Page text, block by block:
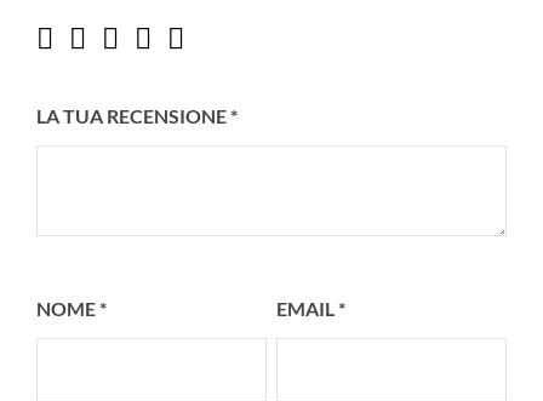
LA TUA RECENSIONE*
NOME* EMAIL*